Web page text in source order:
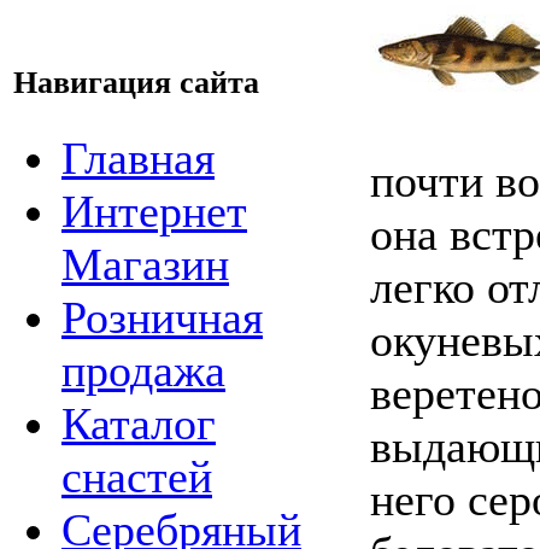
Навигация сайта
Главная
Интернет
Магазин
Розничная
продажа
Каталог
снастей
Серебряный
почти
она
легко
него